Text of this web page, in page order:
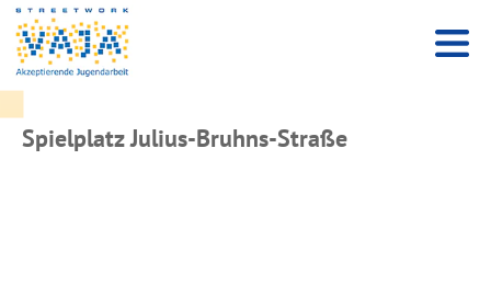
Spielplatz Julius-Bruhns-Straße